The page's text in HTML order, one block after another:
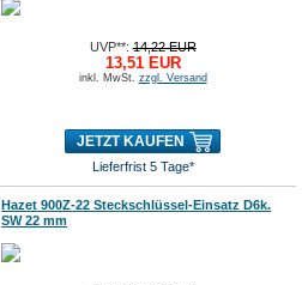
UVP**:14,22 EUR
13,51 EUR
inkl. MwSt. zzgl. Versand
JETZT KAUFEN
Lieferfrist 5 Tage*
Hazet 900Z-22 Steckschlüssel-Einsatz D6k.
SW 22 mm